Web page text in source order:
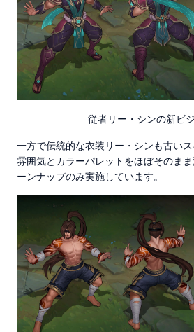
従者リー・シンの新ビ
一方で伝統的な衣装リー・シンも古い
雰囲気とカラーパレットをほぼそのま
ーンナップのみ実施しています。